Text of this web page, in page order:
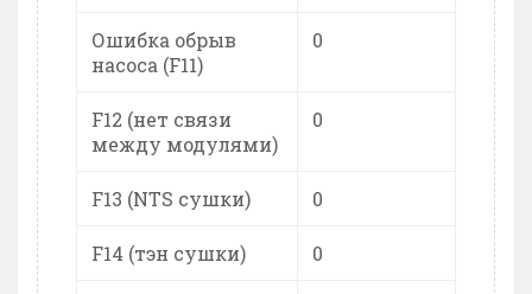
Ошибка обрыв
насоса (F11)
0
F12 (нет связи
между модулями)
0
F13 (NTS сушки) 0
F14 (тэн сушки) 0